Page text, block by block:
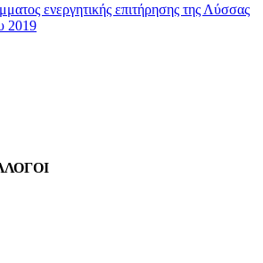
ενεργητικής επιτήρησης της Λύσσας
2019